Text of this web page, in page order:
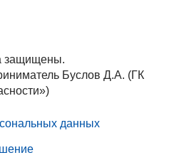
защищены.
Буслов Д.А. (ГК
данных